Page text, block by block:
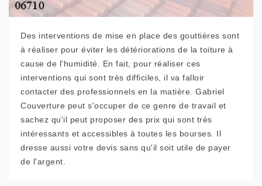
Des interventions de mise en place des gouttières sont
à réaliser pour éviter les détériorations de la toiture à
cause de l'humidité. En fait, pour réaliser ces
interventions qui sont très difficiles, il va falloir
contacter des professionnels en la matière. Gabriel
Couverture peut s'occuper de ce genre de travail et
sachez qu'il peut proposer des prix qui sont très
intéressants et accessibles à toutes les bourses. Il
dresse aussi votre devis sans qu'il soit utile de payer
de l'argent.